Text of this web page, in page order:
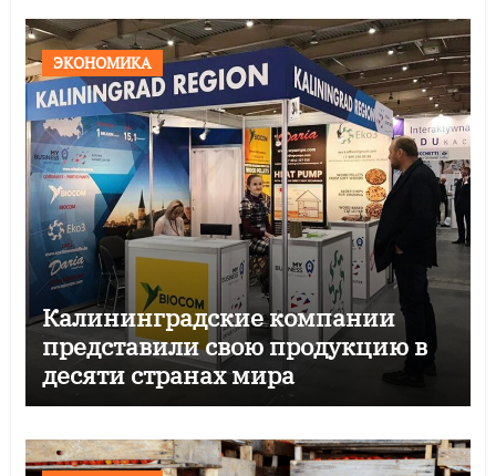
ЭКОНОМИКА
Калининградские компании
представили свою продукцию в
десяти странах мира